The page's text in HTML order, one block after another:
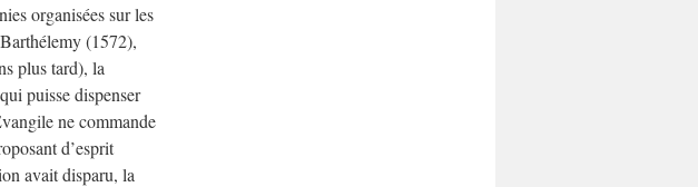
organisées sur les
(1572),
plus tard), la
puisse dispenser
ne commande
d’esprit
avait disparu, la